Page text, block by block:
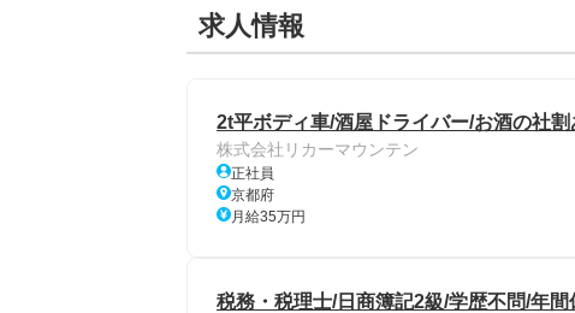
求人情報
2t平ボディ車/酒屋ドライバー/お酒の社
株式会社リカーマウンテン
正社員
京都府
月給35万円
税務・税理士/日商簿記2級/学歴不問/年